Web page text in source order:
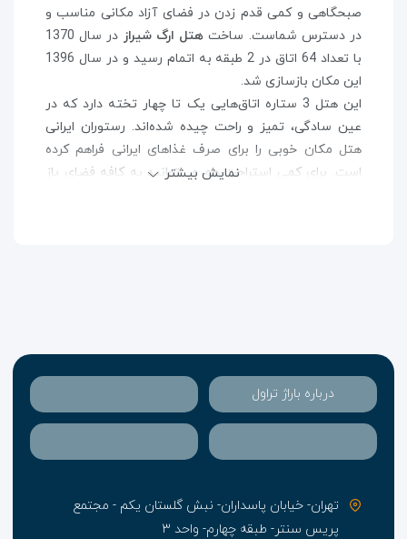
صبحگاهی و کمی قدم زدن در فضای آزاد مکانی مناسب و
در دسترس شماست. ساخت هتل ارگ شیراز
در سال 1370
با تعداد 64 اتاق در 2 طبقه به اتمام رسید و در سال 1396
این مکان بازسازی شد.
این هتل 3 ستاره اتاق‌هایی یک تا چهار تخته دارد که در
عین سادگی، تمیز و راحت چیده شده‌اند. رستوران ایرانی
هتل مکان خوبی را برای صرف غذاهای ایرانی فراهم کرده
است. برای کمی استراحت هم می‌توانید به کافه فضای باز
بیشتر از قبل سنگین شده، نقطه مثبتی به حساب می‌آید.
نمایش بیشتر
درباره باراژ تراول
تهران- خیابان پاسداران- نبش گلستان یکم - مجتمع
پریس سنتر- طبقه چهارم- واحد ۳